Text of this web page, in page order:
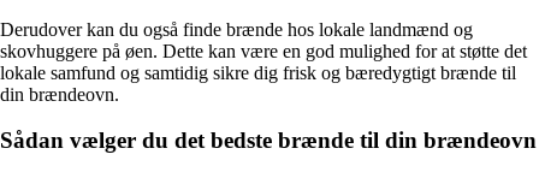
Derudover kan du også finde brænde hos lokale landmænd og
skovhuggere på øen. Dette kan være en god mulighed for at støtte det
lokale samfund og samtidig sikre dig frisk og bæredygtigt brænde til
din brændeovn.
Sådan vælger du det bedste brænde til din brændeovn